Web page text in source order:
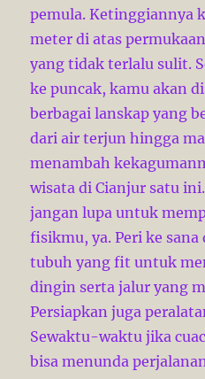
pemula. Ketinggiannya
meter di atas
yang tidak terlalu sulit.
ke puncak, kamu akan
berbagai lanskap yang
dari air terjun hingga
menambah
wisata di Cianjur satu
jangan lupa untuk
fisikmu, ya. Peri ke
tubuh yang fit untuk
dingin serta jalur yang
Persiapkan juga
Sewaktu-waktu jika
bisa menunda